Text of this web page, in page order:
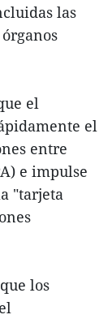
las
el
el
entre
e impulse
"tarjeta
los